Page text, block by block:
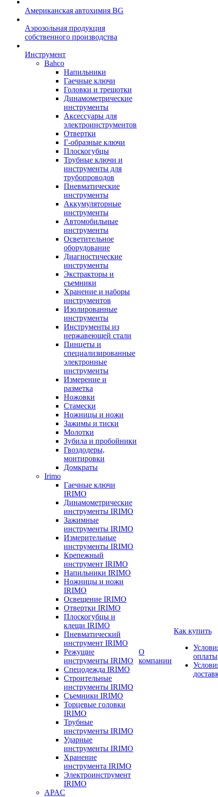
Американская автохимия BG
Аэрозольная продукция
собственного производства
Инструмент
Bahco
Напильники
Гаечные ключи
Головки и трещотки
Динамометрические
инструменты
Аксессуары для
электроинструментов
Отвертки
Г-образные ключи
Плоскогубцы
Трубные ключи и
инструменты для
трубопроводов
Пневматические
инструменты
Аккумуляторные
инструменты
Автомобильные
инструменты
Осветительное
оборудование
Диагностические
инструменты
Экстракторы и
съемники
Хранение и наборы
инструментов
Изолированные
инструменты
Инструменты из
нержавеющей стали
Пинцеты и
специализированные
электронные
инструменты
Измерение и
разметка
Ножовки
Стамески
Ножницы и ножи
Зажимы и тиски
Молотки
Зубила и пробойники
Гвоздодеры,
монтировки
Домкраты
Irimo
Гаечные ключи
IRIMO
Динамометрические
инструменты IRIMO
Зажимные
инструменты IRIMO
Измерительные
инструменты IRIMO
Крепежный
инструмент IRIMO
Напильники IRIMO
Ножницы и ножи
IRIMO
Освещение IRIMO
Отвертки IRIMO
Плоскогубцы и
клещи IRIMO
Пневматический
инструмент IRIMO
Режущие
инструменты IRIMO
Спецодежда IRIMO
Строительные
инструменты IRIMO
Съемники IRIMO
Торцевые головки
IRIMO
Трубные
инструменты IRIMO
Ударные
инструменты IRIMO
Хранение
инструмента IRIMO
Электроинструмент
IRIMO
APAC
О
компании
Как купить
оплаты